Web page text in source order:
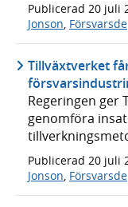
Publicerad 20 juli
Jonson,
Tillväxtverket
Regeringen ger
genomföra
Publicerad 20 juli
Jonson